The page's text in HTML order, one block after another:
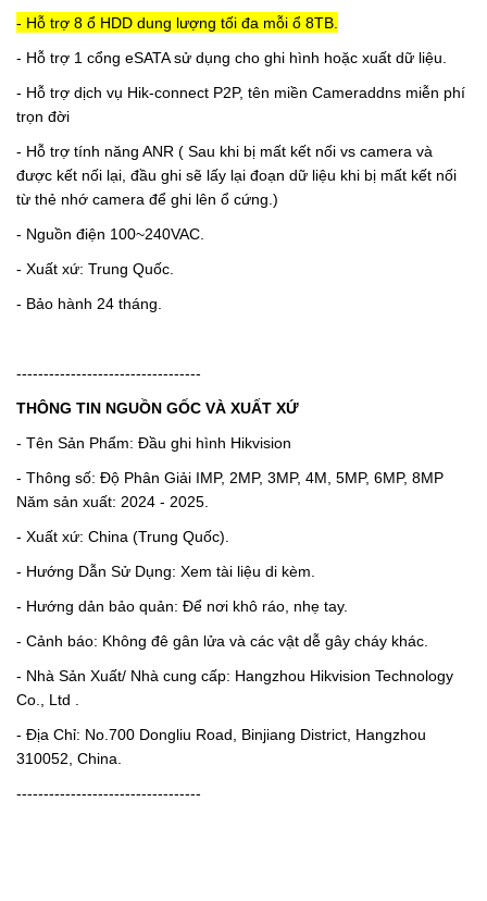
- Hỗ trợ 8 ổ HDD dung lượng tối đa mỗi ổ 8TB.
- Hỗ trợ 1 cổng eSATA sử dụng cho ghi hình hoặc xuất dữ liệu.
- Hỗ trợ dịch vụ Hik-connect P2P, tên miền Cameraddns miễn phí
trọn đời
- Hỗ trợ tính năng ANR ( Sau khi bị mất kết nối vs camera và
được kết nối lại, đầu ghi sẽ lấy lại đoạn dữ liệu khi bị mất kết nối
từ thẻ nhớ camera để ghi lên ổ cứng.)
- Nguồn điện 100~240VAC.
- Xuất xứ: Trung Quốc.
- Bảo hành 24 tháng.
----------------------------------
THÔNG TIN NGUỒN GỐC VÀ XUẤT XỨ
- Tên Sản Phẩm: Đầu ghi hình Hikvision
- Thông số: Độ Phân Giải IMP, 2MP, 3MP, 4M, 5MP, 6MP, 8MP
Năm sản xuất: 2024 - 2025.
- Xuất xứ: China (Trung Quốc).
- Hướng Dẫn Sử Dụng: Xem tài liệu di kèm.
- Hướng dản bảo quản: Để nơi khô ráo, nhẹ tay.
- Cảnh báo: Không đê gân lửa và các vật dễ gây cháy khác.
- Nhà Sản Xuất/ Nhà cung cấp: Hangzhou Hikvision Technology
Co., Ltd .
- Địa Chỉ: No.700 Dongliu Road, Binjiang District, Hangzhou
310052, China.
----------------------------------